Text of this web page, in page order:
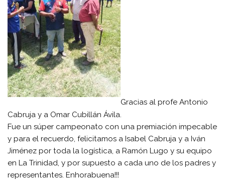
Gracias al profe Antonio
Cabruja y a Omar Cubillán Ávila.
Fue un súper campeonato con una premiación impecable
y para el recuerdo, felicitamos a Isabel Cabruja y a Iván
Jiménez por toda la logística, a Ramón Lugo y su equipo
en La Trinidad, y por supuesto a cada uno de los padres y
representantes. Enhorabuena!!!